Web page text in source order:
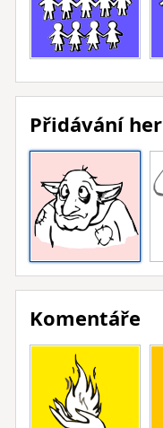
Přidávání her
Komentáře